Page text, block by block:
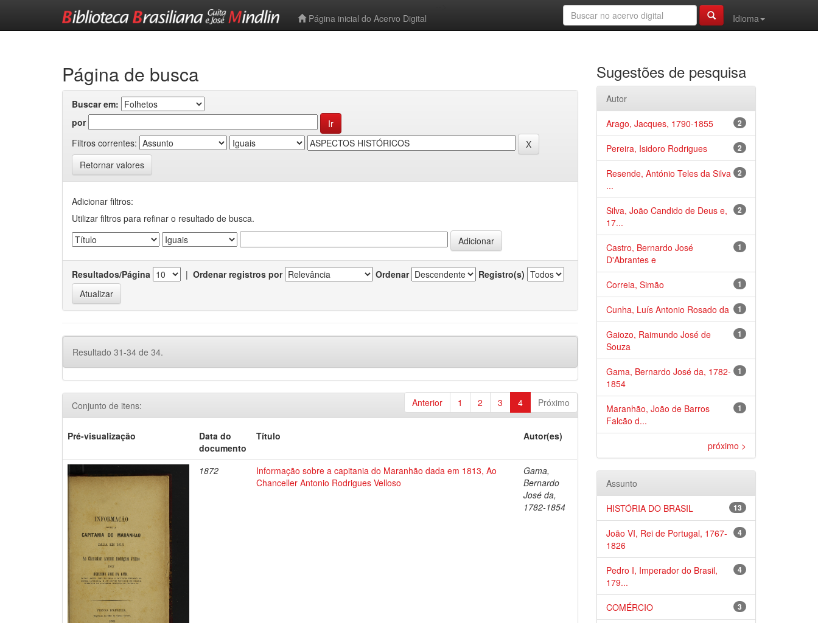
Página inicial do Acervo Digital
Idioma
Página de busca
Buscar em:
por
Filtros correntes:
Retornar valores
Adicionar filtros:
Utilizar filtros para refinar o resultado de busca.
Resultados/Página | Ordenar registros por Ordenar Registro(s)
Resultado 31-34 de 34.
Anterior 1 2 3 4 Próximo
Conjunto de itens:
Pré-visualização
Data do
documento
Título Autor(es)
1872
Informação sobre a capitania do Maranhão dada em 1813, Ao
Chanceller Antonio Rodrigues Velloso
Gama,
Bernardo
José da,
1782-1854
Sugestões de pesquisa
Autor
2
Arago, Jacques, 1790-1855
2
Pereira, Isidoro Rodrigues
2
Resende, António Teles da Silva
...
2
Silva, João Candido de Deus e,
17...
1
Castro, Bernardo José
D'Abrantes e
1
Correia, Simão
1
Cunha, Luís Antonio Rosado da
1
Gaiozo, Raimundo José de
Souza
1
Gama, Bernardo José da, 1782-
1854
1
Maranhão, João de Barros
Falcão d...
próximo >
Assunto
13
HISTÓRIA DO BRASIL
4
João VI, Rei de Portugal, 1767-
1826
4
Pedro I, Imperador do Brasil,
179...
3
COMÉRCIO